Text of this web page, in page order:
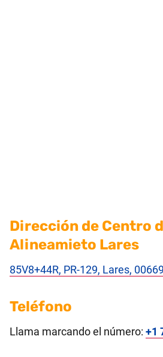
Dirección de Centro
Alineamieto Lares
85V8+44R, PR-129, Lares,
Teléfono
Llama marcando el número: +1